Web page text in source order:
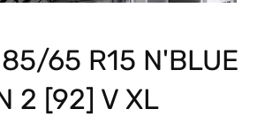
65 R15 N'BLUE
2 [92] V XL